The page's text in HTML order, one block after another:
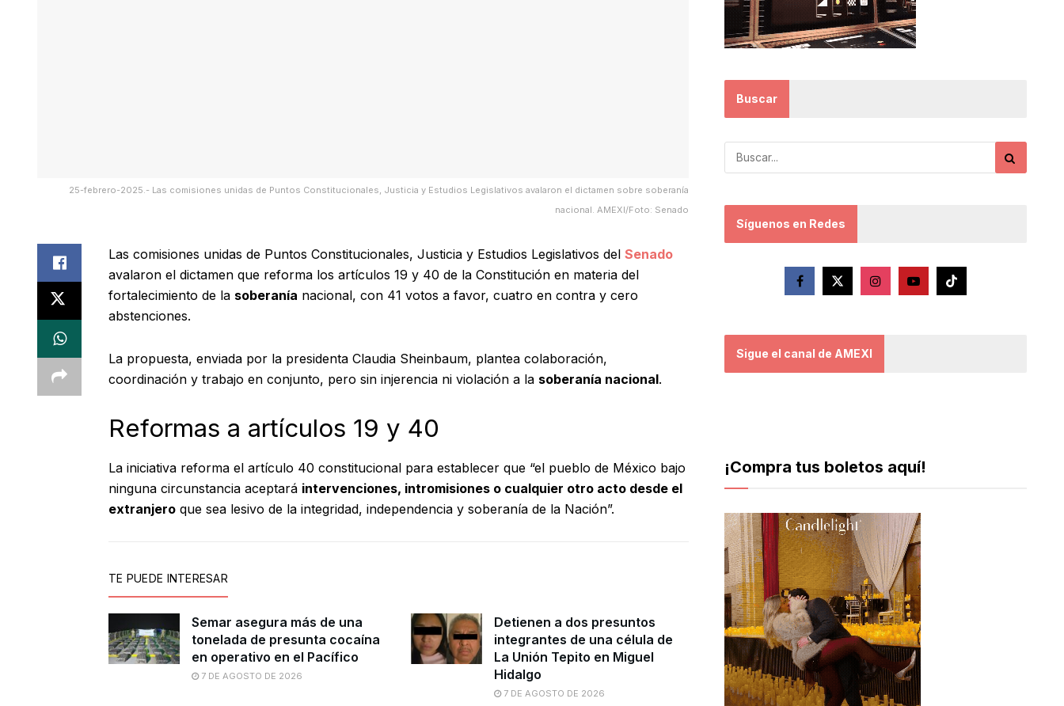
25-febrero-2025.- Las comisiones unidas de Puntos Constitucionales, Justicia y Estudios Legislativos avalaron el dictamen sobre soberanía
nacional. AMEXI/Foto: Senado
Las comisiones unidas de Puntos Constitucionales, Justicia y Estudios Legislativos del Senado
avalaron el dictamen que reforma los artículos 19 y 40 de la Constitución en materia del
fortalecimiento de la soberanía nacional, con 41 votos a favor, cuatro en contra y cero
abstenciones.
La propuesta, enviada por la presidenta Claudia Sheinbaum, plantea colaboración,
coordinación y trabajo en conjunto, pero sin injerencia ni violación a la soberanía nacional.
Reformas a artículos 19 y 40
La iniciativa reforma el artículo 40 constitucional para establecer que “el pueblo de México bajo
ninguna circunstancia aceptará intervenciones, intromisiones o cualquier otro acto desde el
extranjero que sea lesivo de la integridad, independencia y soberanía de la Nación”.
TE PUEDE INTERESAR
Semar asegura más de una
tonelada de presunta cocaína
en operativo en el Pacífico
7 DE AGOSTO DE 2026
Detienen a dos presuntos
integrantes de una célula de
La Unión Tepito en Miguel
Hidalgo
7 DE AGOSTO DE 2026
Buscar
Síguenos en Redes
Sigue el canal de AMEXI
¡Compra tus boletos aquí!